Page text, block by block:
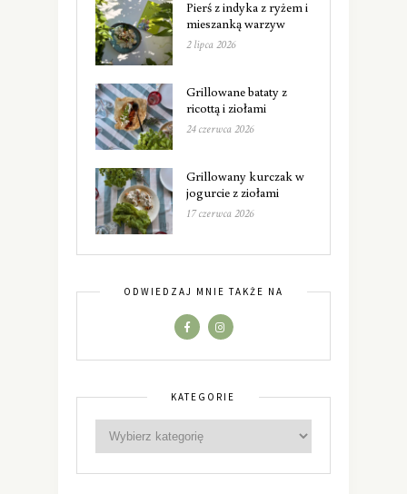
Pierś z indyka z ryżem i
mieszanką warzyw
2 lipca 2026
Grillowane bataty z
ricottą i ziołami
24 czerwca 2026
Grillowany kurczak w
jogurcie z ziołami
17 czerwca 2026
ODWIEDZAJ MNIE TAKŻE NA
KATEGORIE